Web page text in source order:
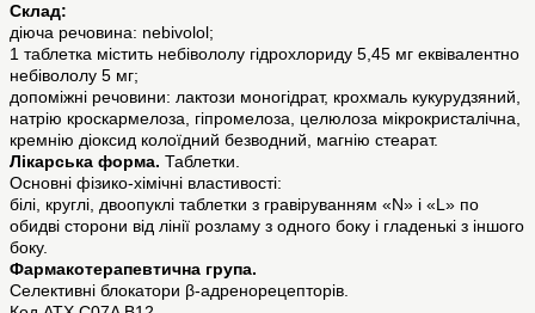
Склад:
діюча речовина: nebivolol;
1 таблетка містить небівололу гідрохлориду 5,45 мг еквівалентно
небівололу 5 мг;
допоміжні речовини: лактози моногідрат, крохмаль кукурудзяний,
натрію кроскармелоза, гіпромелоза, целюлоза мікрокристалічна,
кремнію діоксид колоїдний безводний, магнію стеарат.
Лікарська форма. Таблетки.
Основні фізико-хімічні властивості:
білі, круглі, двоопуклі таблетки з гравіруванням «N» і «L» по
обидві сторони від лінії розламу з одного боку і гладенькі з іншого
боку.
Фармакотерапевтична група.
Селективні блокатори β-адренорецепторів.